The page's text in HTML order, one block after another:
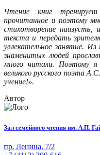
Чтение книг
прочитанное и поэтому
стихотворение наизусть,
текста и передать
увлекательное занятие. Из
знаменитых людей
много читали. Поэтому я
великого русского поэта
учение!».
Автор
Зал семейного чтения им. А.П.
пр. Ленина, 7/2